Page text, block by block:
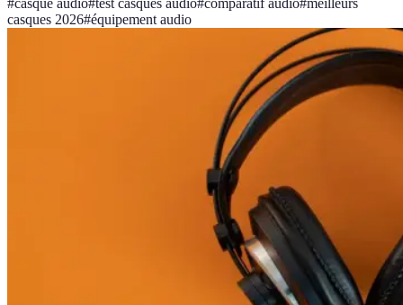
casques 2026#équipement audio